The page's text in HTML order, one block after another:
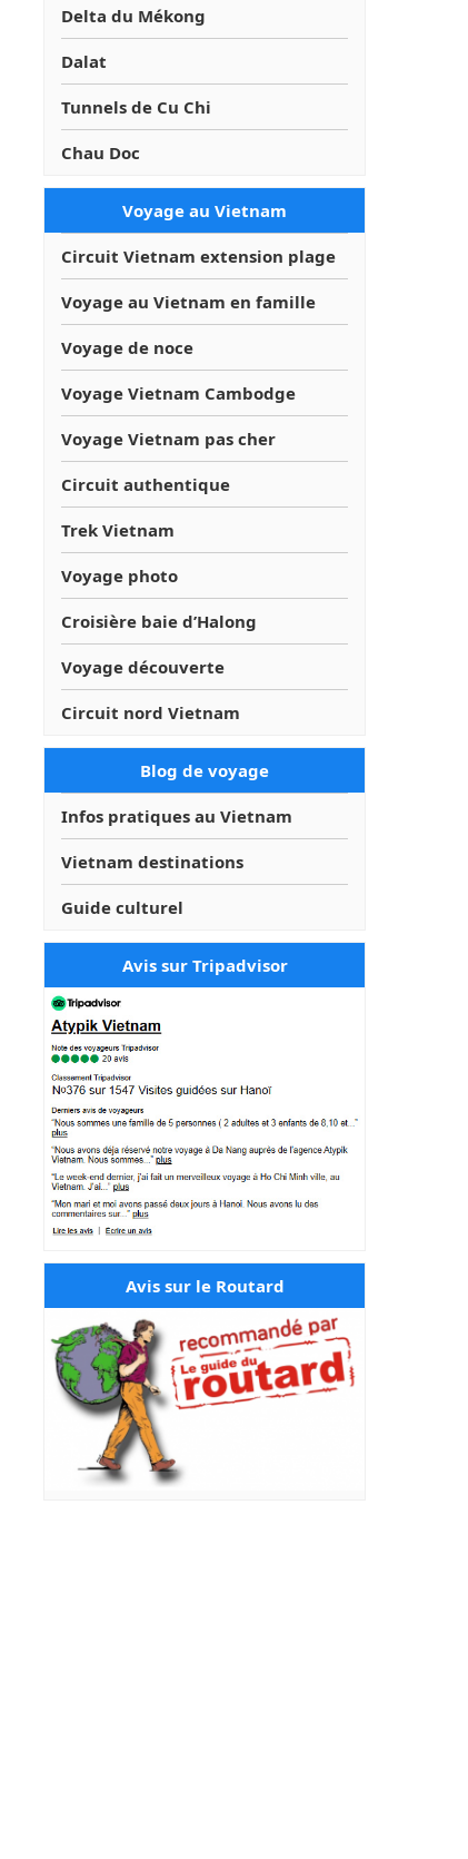
Delta du Mékong
Dalat
Tunnels de Cu Chi
Chau Doc
Voyage au Vietnam
Circuit Vietnam extension plage
Voyage au Vietnam en famille
Voyage de noce
Voyage Vietnam Cambodge
Voyage Vietnam pas cher
Circuit authentique
Trek Vietnam
Voyage photo
Croisière baie d’Halong
Voyage découverte
Circuit nord Vietnam
Blog de voyage
Infos pratiques au Vietnam
Vietnam destinations
Guide culturel
Avis sur Tripadvisor
Avis sur le Routard